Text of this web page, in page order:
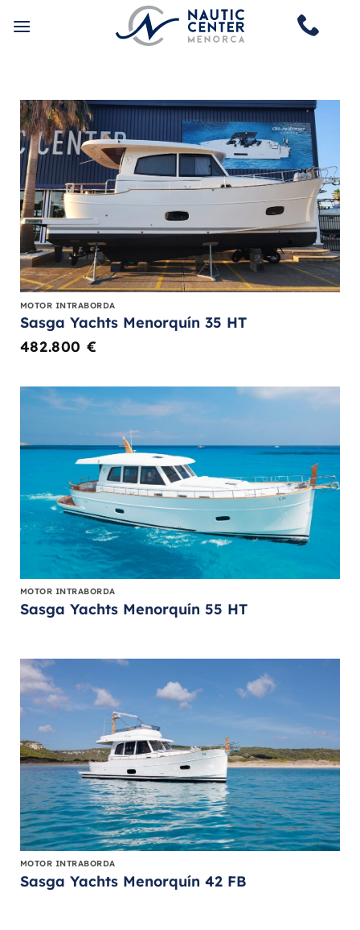
MOTOR INTRABORDA
Sasga Yachts Menorquín 35 HT
482.800 €
MOTOR INTRABORDA
Sasga Yachts Menorquín 55 HT
MOTOR INTRABORDA
Sasga Yachts Menorquín 42 FB